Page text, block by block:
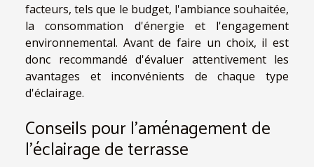
facteurs, tels que le budget, l'ambiance souhaitée,
la consommation d'énergie et l'engagement
environnemental. Avant de faire un choix, il est
donc recommandé d'évaluer attentivement les
avantages et inconvénients de chaque type
d'éclairage.
Conseils pour l'aménagement de
l'éclairage de terrasse